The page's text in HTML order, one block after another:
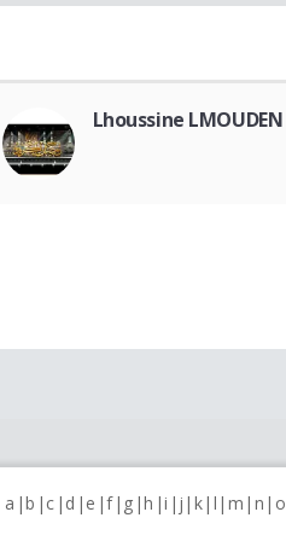
Lhoussine LMOUDEN
a b c d e f g h i j k l m n o